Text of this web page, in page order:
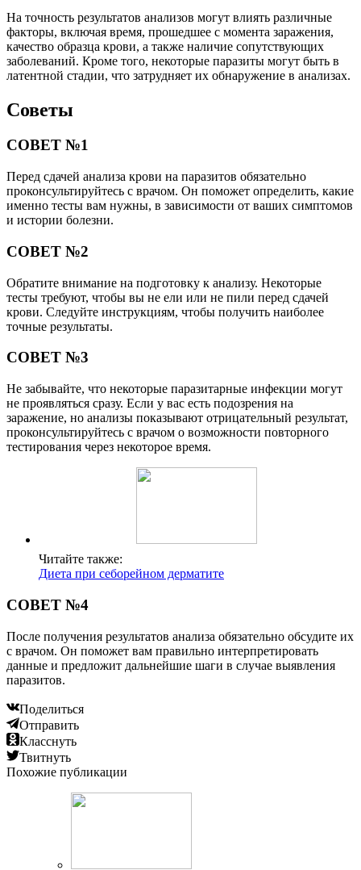
На точность результатов анализов могут влиять различные
факторы, включая время, прошедшее с момента заражения,
качество образца крови, а также наличие сопутствующих
заболеваний. Кроме того, некоторые паразиты могут быть в
латентной стадии, что затрудняет их обнаружение в анализах.
Советы
СОВЕТ №1
Перед сдачей анализа крови на паразитов обязательно
проконсультируйтесь с врачом. Он поможет определить, какие
именно тесты вам нужны, в зависимости от ваших симптомов
и истории болезни.
СОВЕТ №2
Обратите внимание на подготовку к анализу. Некоторые
тесты требуют, чтобы вы не ели или не пили перед сдачей
крови. Следуйте инструкциям, чтобы получить наиболее
точные результаты.
СОВЕТ №3
Не забывайте, что некоторые паразитарные инфекции могут
не проявляться сразу. Если у вас есть подозрения на
заражение, но анализы показывают отрицательный результат,
проконсультируйтесь с врачом о возможности повторного
тестирования через некоторое время.
Читайте также:
Диета при себорейном дерматите
СОВЕТ №4
После получения результатов анализа обязательно обсудите их
с врачом. Он поможет вам правильно интерпретировать
данные и предложит дальнейшие шаги в случае выявления
паразитов.
Поделиться
Отправить
Класснуть
Твитнуть
Похожие публикации